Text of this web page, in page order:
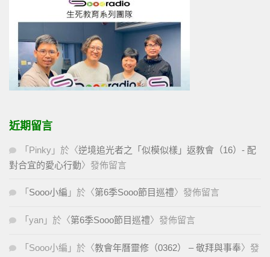
近期留言
「 Pinky 」於〈逆境追光者之「似模似樣」返教會（16）- 配
對合宜的愛心行動〉發佈留言
「 Sooo小編 」於〈第6季Sooo節目巡禮〉發佈留言
「 yan 」於〈第6季Sooo節目巡禮〉發佈留言
「 Sooo小編 」於〈教會年曆靈修（0362） – 敬拜與事奉〉發